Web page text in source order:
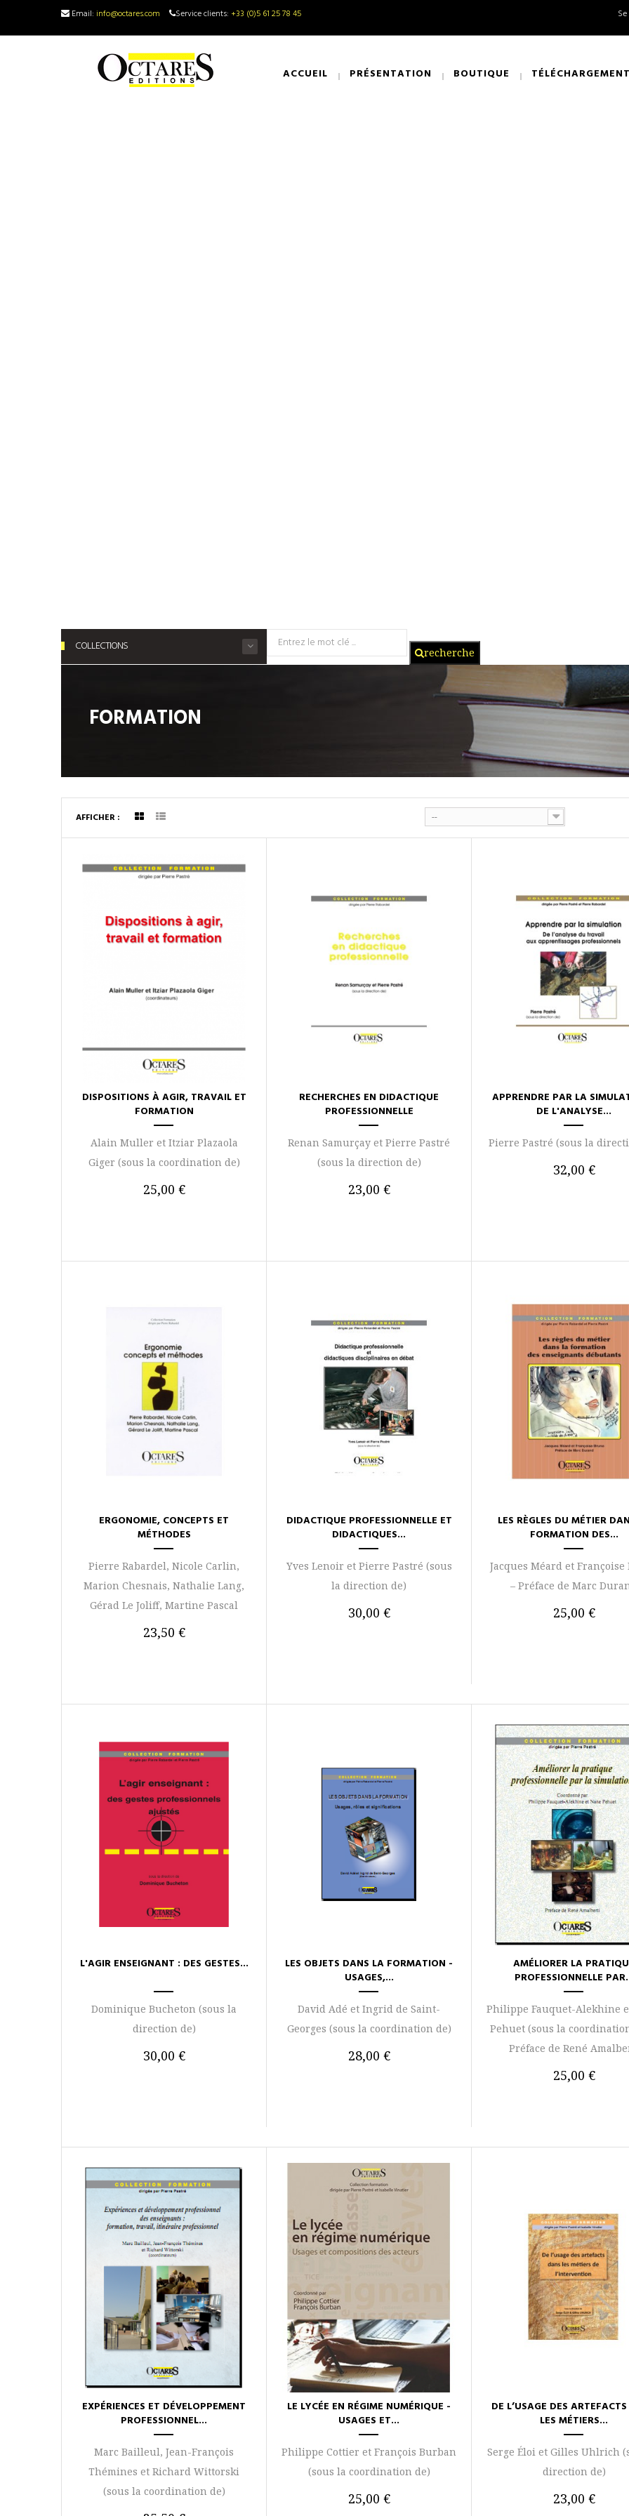
Email: info@octares.com Service clients: +33 (0)5 61 25 78 45
ACCUEIL PRÉSENTATION BOUTIQUE
COLLECTIONS recherche
FORMATION
AFFICHER : --
DISPOSITIONS À AGIR, TRAVAIL ET
FORMATION
Alain Muller et Itziar Plazaola
Giger (sous la coordination de)
25,00 €
RECHERCHES EN DIDACTIQUE
PROFESSIONNELLE
Renan Samurçay et Pierre Pastré
(sous la direction de)
23,00 €
APPRENDRE PAR LA
DE L'ANALYSE...
Pierre Pastré (sous la
32,00 €
ERGONOMIE, CONCEPTS ET
MÉTHODES
Pierre Rabardel, Nicole Carlin,
Marion Chesnais, Nathalie Lang,
Gérad Le Joliff, Martine Pascal
23,50 €
DIDACTIQUE PROFESSIONNELLE ET
DIDACTIQUES...
Yves Lenoir et Pierre Pastré (sous
la direction de)
30,00 €
LES RÈGLES DU MÉTIER
FORMATION DES...
Jacques Méard et
– Préface de Marc
25,00 €
L'AGIR ENSEIGNANT : DES GESTES...
Dominique Bucheton (sous la
direction de)
30,00 €
LES OBJETS DANS LA FORMATION -
USAGES,...
David Adé et Ingrid de Saint-
Georges (sous la coordination de)
28,00 €
AMÉLIORER LA
PROFESSIONNELLE
Philippe Fauquet-Alekhine
Pehuet (sous la
Préface de René
25,00 €
EXPÉRIENCES ET DÉVELOPPEMENT
PROFESSIONNEL...
Marc Bailleul, Jean-François
Thémines et Richard Wittorski
(sous la coordination de)
LE LYCÉE EN RÉGIME NUMÉRIQUE -
USAGES ET...
Philippe Cottier et François Burban
(sous la coordination de)
25,00 €
DE L’USAGE DES
LES MÉTIERS...
Serge Éloi et Gilles Uhlrich
direction de)
23,00 €